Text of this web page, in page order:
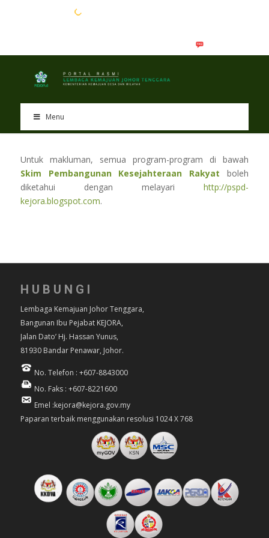
Menu
Untuk makluman, semua program-program di bawah
Skim Pembangunan Kesejahteraan Rakyatboleh
diketahui dengan melayarihttp://pspd-
kejora.blogspot.com.
HUBUNGI
Lembaga Kemajuan Johor Tenggara,
Bangunan Ibu Pejabat KEJORA,
Jalan Dato’ Hj. Hassan Yunus,
81930 Bandar Penawar, Johor.
No. Telefon : +607-8843000
No. Faks : +607-8221600
Emel :kejora@kejora.gov.my
Paparan terbaik menggunakan resolusi 1024 X 768